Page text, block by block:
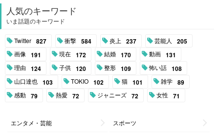
人気のキーワード
いま話題のキーワード
Twitter 827 衝撃 584 炎上 237 芸能人 205
画像 191 現在 172 結婚 170 動画 131
理由 124 子供 120 整形 109 怖い話 108
山口達也 103 TOKIO 102 猫 101 雑学 89
感動 79 熱愛 72 ジャニーズ 72 女性 71
エンタメ・芸能 スポーツ